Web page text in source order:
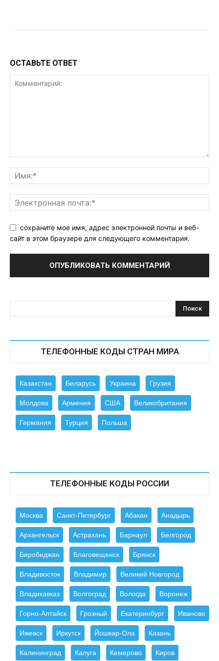
ОСТАВЬТЕ ОТВЕТ
сохраните мое имя, адрес электронной почты и веб-
сайт в этом браузере для следующего комментария.
ТЕЛЕФОННЫЕ КОДЫ СТРАН МИРА
Казахстан Беларусь Украина Грузия
Молдова Армения США Великобритания
Германия Турция Польша
ТЕЛЕФОННЫЕ КОДЫ РОССИИ
Москва Санкт-Петербург Абакан Анадырь
Архангельск Астрахань Барнаул Белгород
Биробиджан Благовещенск Брянск
Владивосток Владимир Великий Новгород
Владикавказ Волгоград Вологда Воронеж
Горно-Алтайск Грозный Екатеринбург Иваново
Ижевск Иркутск Йошкар-Ола Казань
Калининград Калуга Кемерово Киров